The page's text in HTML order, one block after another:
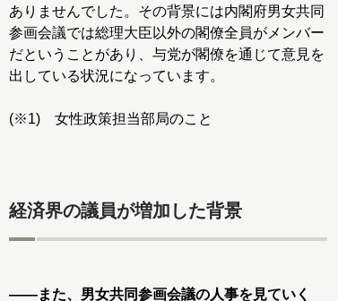
ありませんでした。その背景には内閣府男女共同
参画会議では総理大臣以外の閣僚全員がメンバー
だということがあり、与党が閣僚を通じて意見を
出している状況になっています。
(※1) 女性政策担当部局のこと
経済界の議員が増加した背景
――また、男女共同参画会議の人事を見ていく